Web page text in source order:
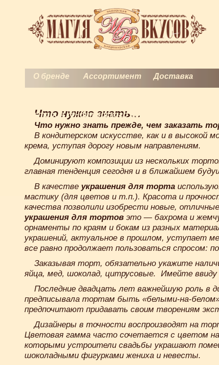
О бренде Ассортимент Доставка
История кондитерского искусства
Что нужно знать…
Что нужно знать прежде, чем заказать
В кондитерском искусстве, как и в высокой
крема, уступая дорогу новым направлениям.
Доминируют композиции из нескольких
главная тенденция сегодня и в ближайшем
В качестве украшения для торта
мастику (для цветов и т.п.). Красота и
качества позволили изобрести новые,
украшения для тортов это — бахрома и
орнаменты по краям и бокам из разных
украшений, актуальное в прошлом, уступает
все равно продолжает пользоваться спросом:
Заказывая торт, обязательно укажите
яйца, мед, шоколад, цитрусовые. Имейте
Последние двадцать лет важнейшую роль в
предписывала тортам быть «белыми-на-
предпочитают придавать своим творениям
Дизайнеры в точности воспроизводят на
Цветовая гамма часто сочетается с цветом
которыми устроители свадьбы украшают
шоколадными фигурками жениха и невесты.